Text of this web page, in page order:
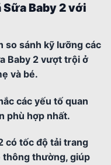
Sữa Baby 2 với
so sánh kỹ lưỡng các
Baby 2 vượt trội ở
và bé.
các yếu tố quan
phù hợp nhất.
có tốc độ tải trang
thông thường, giúp